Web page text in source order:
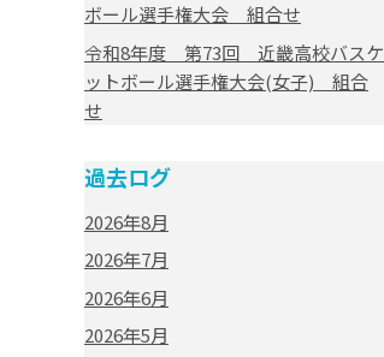
ボール選手権大会 組合せ
令和8年度 第73回 近畿高校バスケ
ットボール選手権大会(女子) 組合
せ
過去ログ
2026年8月
2026年7月
2026年6月
2026年5月